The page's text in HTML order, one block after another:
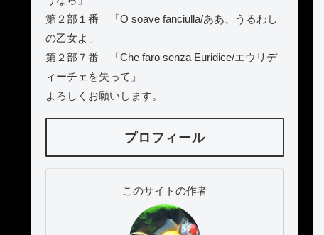
第２部１番 「O soave fanciulla/ああ、うるわし
の乙女よ」
第２部７番 「Che faro senza Euridice/エウリデ
ィーチェを失って」
よろしくお願いします。
プロフィール
このサイトの作者